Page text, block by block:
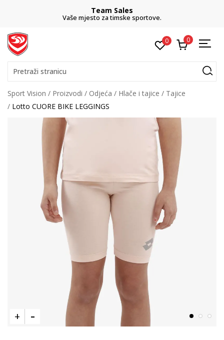
Team Sales
Vaše mjesto za timske sportove.
0 0
Pretraži stranicu
Sport Vision Proizvodi Odjeća Hlače i tajice
Tajice
Lotto CUORE BIKE LEGGINGS